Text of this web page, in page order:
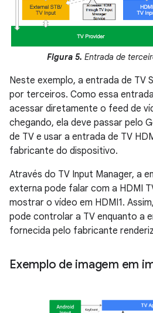
Figura 5. Entrada de
Neste exemplo, a entrada de TV
por terceiros. Como essa
acessar diretamente o feed de
chegando, ela deve passar pelo
de TV e usar a entrada de TV
fabricante do dispositivo.
Através do TV Input Manager, a
externa pode falar com a HDMI
mostrar o vídeo em HDMI1.
pode controlar a TV enquanto a
fornecida pelo fabricante
Exemplo de imagem em